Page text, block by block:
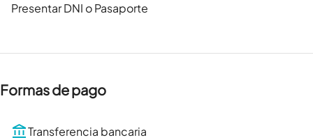
Presentar DNI o Pasaporte
Formas de pago
Transferencia bancaria